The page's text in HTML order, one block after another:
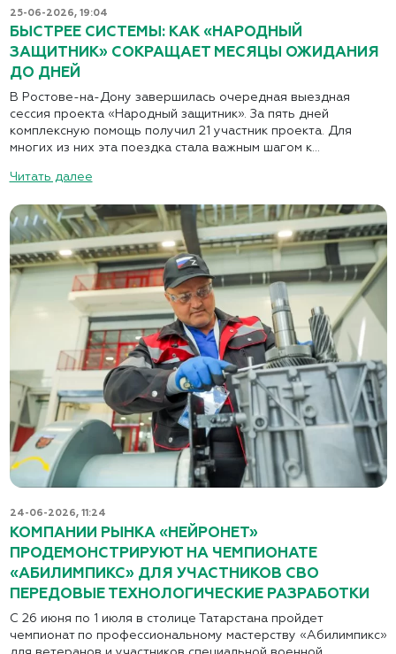
25-06-2026, 19:04
БЫСТРЕЕ СИСТЕМЫ: КАК «НАРОДНЫЙ
ЗАЩИТНИК» СОКРАЩАЕТ МЕСЯЦЫ ОЖИДАНИЯ
ДО ДНЕЙ
В Ростове-на-Дону завершилась очередная выездная
сессия проекта «Народный защитник». За пять дней
комплексную помощь получил 21 участник проекта. Для
многих из них эта поездка стала важным шагом к...
Читать далее
24-06-2026, 11:24
КОМПАНИИ РЫНКА «НЕЙРОНЕТ»
ПРОДЕМОНСТРИРУЮТ НА ЧЕМПИОНАТЕ
«АБИЛИМПИКС» ДЛЯ УЧАСТНИКОВ СВО
ПЕРЕДОВЫЕ ТЕХНОЛОГИЧЕСКИЕ РАЗРАБОТКИ
С 26 июня по 1 июля в столице Татарстана пройдет
чемпионат по профессиональному мастерству «Абилимпикс»